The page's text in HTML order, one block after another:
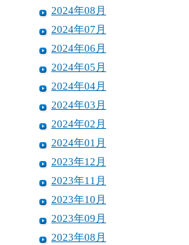
2024年08月
2024年07月
2024年06月
2024年05月
2024年04月
2024年03月
2024年02月
2024年01月
2023年12月
2023年11月
2023年10月
2023年09月
2023年08月